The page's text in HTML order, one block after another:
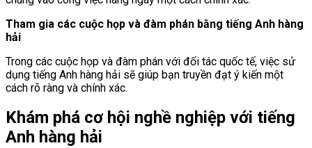
Tham gia các cuộc họp và đàm phán bằng tiếng Anh hàng
hải
Trong các cuộc họp và đàm phán với đối tác quốc tế, việc sử
dụng tiếng Anh hàng hải sẽ giúp bạn truyền đạt ý kiến một
cách rõ ràng và chính xác.
Khám phá cơ hội nghề nghiệp với tiếng
Anh hàng hải